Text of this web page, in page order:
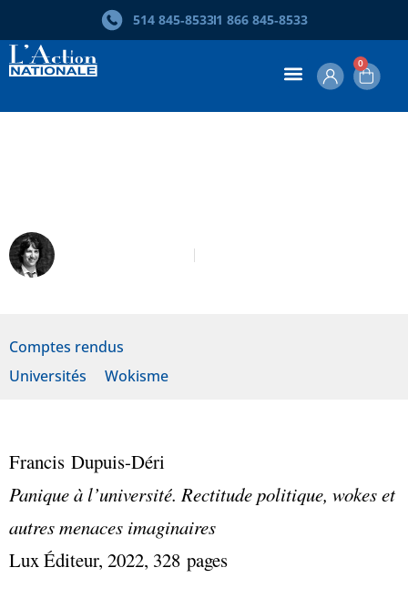
514 845‑85331 866 845‑8533
0
Comptes rendus
Universités
Wokisme
Francis Dupuis-Déri
Panique à l’université. Rectitude politique, wokes et
autres menaces imaginaires
Lux Éditeur, 2022, 328 pages